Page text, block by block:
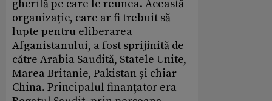
gherilă pe care le reunea. Această
organizație, care ar fi trebuit să
lupte pentru eliberarea
Afganistanului, a fost sprijinită de
către Arabia Saudită, Statele Unite,
Marea Britanie, Pakistan și chiar
China. Principalul finanțator era